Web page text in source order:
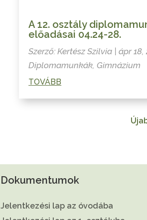
A 12. osztály
előadásai 04.24-28.
Szerző:Kertész Szilvia |ápr 18,
Diplomamunkák, Gimnázium
TOVÁBB
Dokumentumok
Jelentkezési lap az óvodába